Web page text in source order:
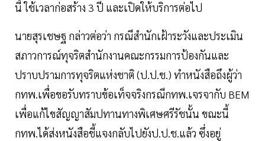
นี้ ใช้เวลาก่อสร้าง 3 ปี และเปิดให้บริการต่อไป
นายสุรเชษฐ กล่าวต่อว่า กรณีสำนักเฝ้าระวังและประเมิน
สภาวการณ์ทุจริตสำนักงานคณะกรรมการป้องกันและ
ปราบปรามการทุจริตแห่งชาติ (ป.ป.ช.) ทำหนังสือถึงผู้ว่า
กทพ.เพื่อขอรับทราบข้อเท็จจริงกรณีกทพ.เจรจากับ BEM
เพื่อแก้ไขสัญญาสัมปทานทางพิเศษศรีรัชนั้น ขณะนี้
กทพ.ได้ส่งหนังสือชี้แจงกลับไปยังป.ป.ช.แล้ว ซึ่งอยู่